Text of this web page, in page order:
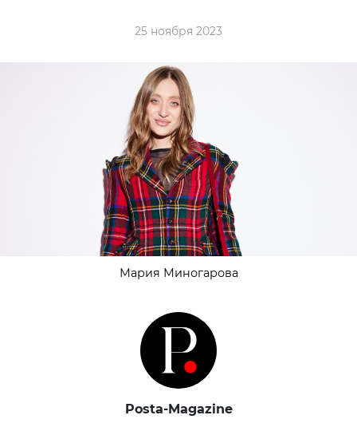
25 ноября 2023
Мария Миногарова
Posta-Magazine